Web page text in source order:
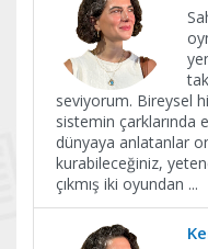
seviyorum. Bireysel
sistemin çarklarında
dünyaya anlatanlar
kurabileceğiniz,
çıkmış iki oyundan ...